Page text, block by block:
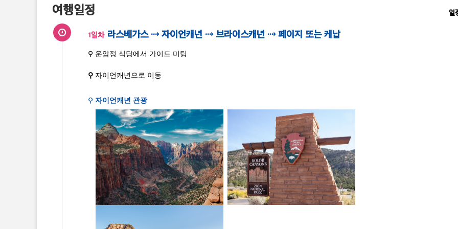
여행일정 일
1일차 라스베가스 ⇢ 자이언캐년 ⇢ 브라이스캐년 ⇢ 페이지 또는 케납
⚲ 운암정 식당에서 가이드 미팅
⚲ 자이언캐년으로 이동
⚲ 자이언캐년 관광